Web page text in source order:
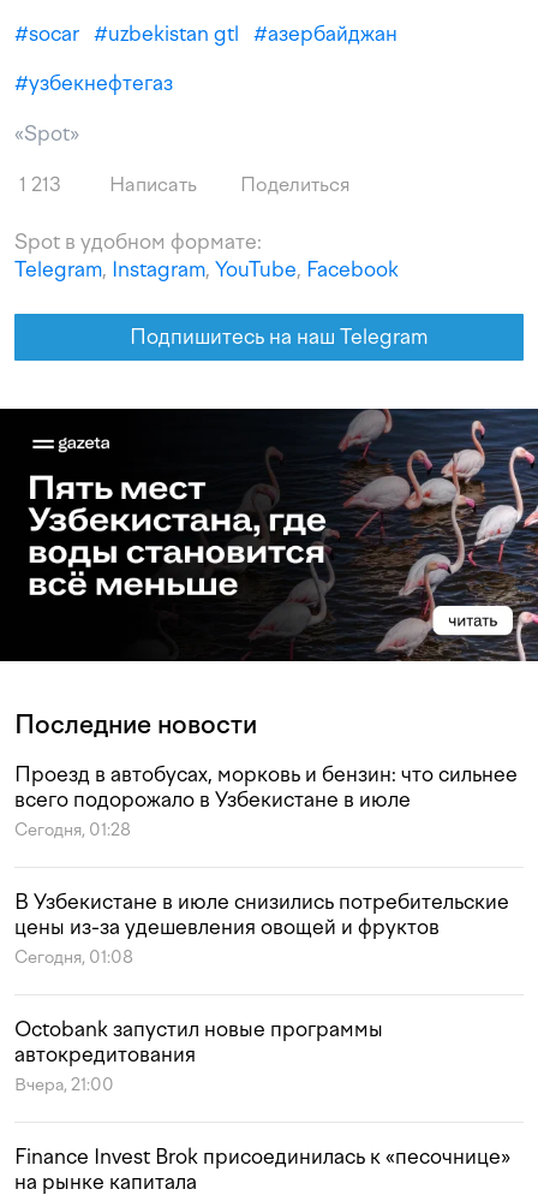
#socar #uzbekistan gtl #азербайджан
#узбекнефтегаз
«Spot»
1 213 Написать Поделиться
Spot в удобном формате:
Telegram, Instagram, YouTube, Facebook
Подпишитесь на наш Telegram
Последние новости
Проезд в автобусах, морковь и бензин: что сильнее
всего подорожало в Узбекистане в июле
Сегодня, 01:28
В Узбекистане в июле снизились потребительские
цены из-за удешевления овощей и фруктов
Сегодня, 01:08
Octobank запустил новые программы
автокредитования
Вчера, 21:00
Finance Invest Brok присоединилась к «песочнице»
на рынке капитала